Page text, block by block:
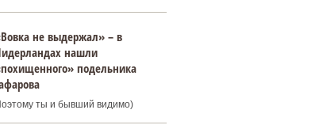
не выдержал» – в
нашли
подельника
ты и бывший видимо)